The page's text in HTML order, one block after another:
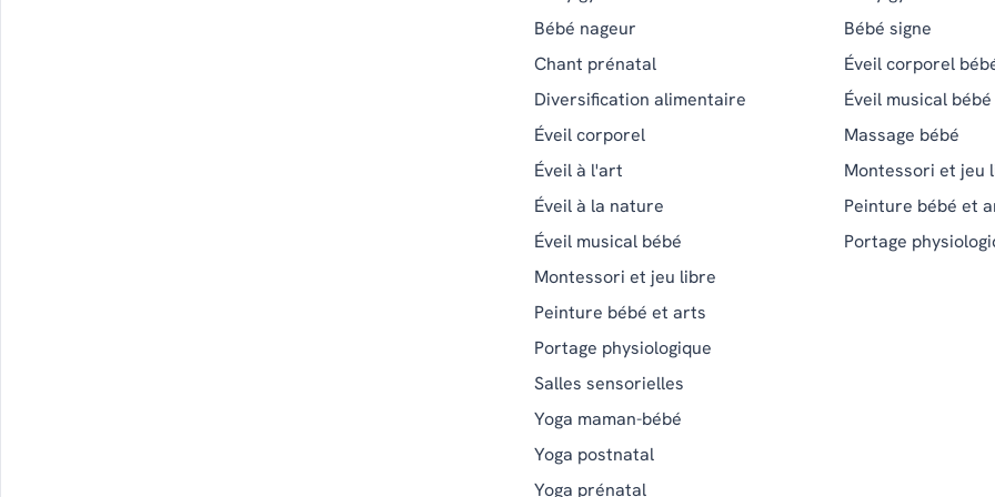
Bébé nageur
Chant prénatal
Diversification alimentaire
Éveil corporel
Éveil à l'art
Éveil à la nature
Éveil musical bébé
Montessori et jeu libre
Peinture bébé et arts
Portage physiologique
Salles sensorielles
Yoga maman-bébé
Yoga postnatal
Yoga prénatal
Bébé signe
Éveil corporel
Éveil musical bébé
Massage bébé
Montessori et jeu
Peinture bébé et
Portage